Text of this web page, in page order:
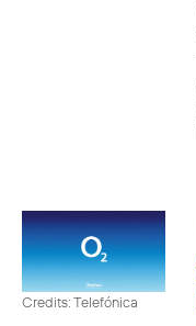
Credits: Telefónica